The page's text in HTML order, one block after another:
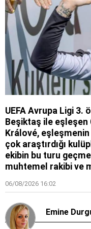
UEFA Avrupa Ligi
Beşiktaş ile eşleşen
Králové,
çok araştırdığı
ekibin bu turu
muhtemel rakibi ve
06/08/2026 16:02
Emine